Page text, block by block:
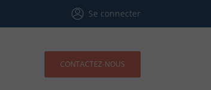
Se connecter
CONTACTEZ-NOUS